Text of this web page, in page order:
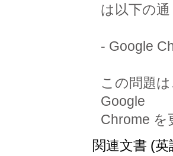
は以下の
- Google
この問題
Google
Chrome を
関連文書 (英